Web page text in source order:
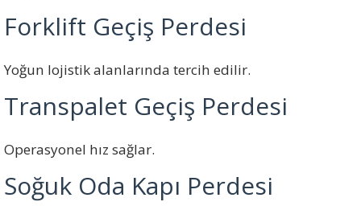
Forklift Geçiş Perdesi
Yoğun lojistik alanlarında tercih edilir.
Transpalet Geçiş Perdesi
Operasyonel hız sağlar.
Soğuk Oda Kapı Perdesi